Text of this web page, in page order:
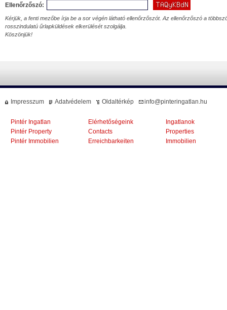
Ellenőrzőszó:
Kérjük, a fenti mezőbe írja be a sor végén látható ellenőrzőszót. Az ellenőrzőszó a
rosszindulatú űrlapküldések elkerülését szolgálja.
Köszönjük!
Impresszum Adatvédelem Oldaltérkép info@pinteringatlan.hu
Pintér Ingatlan
Pintér Property
Pintér Immobilien
Elérhetőségeink
Contacts
Erreichbarkeiten
Ingatlanok
Properties
Immobilien